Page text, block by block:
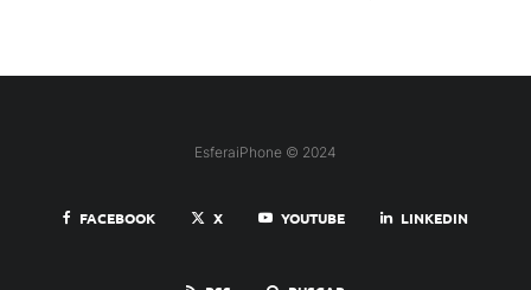
EsferaiPhone © 2024
FACEBOOK X YOUTUBE LINKEDIN